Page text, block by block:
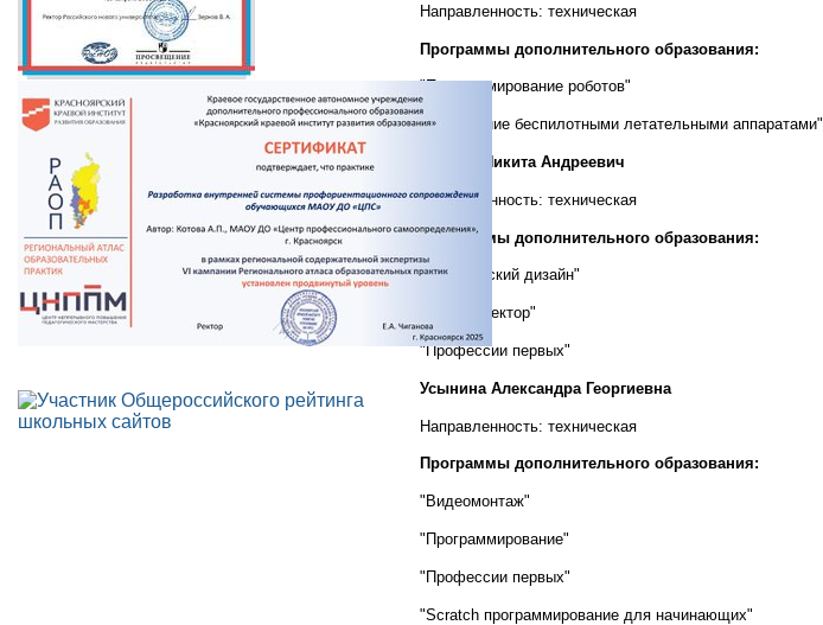
Направленность: техническая
Программы дополнительного образования:
"Программирование роботов"
"Управление беспилотными летательными аппаратами"
Вдовин Никита Андреевич
Направленность: техническая
Программы дополнительного образования:
"Графический дизайн"
"Кибер - вектор"
"Профессии первых"
Усынина Александра Георгиевна
Направленность: техническая
Программы дополнительного образования:
"Видеомонтаж"
"Программирование"
"Профессии первых"
"Scratch программирование для начинающих"